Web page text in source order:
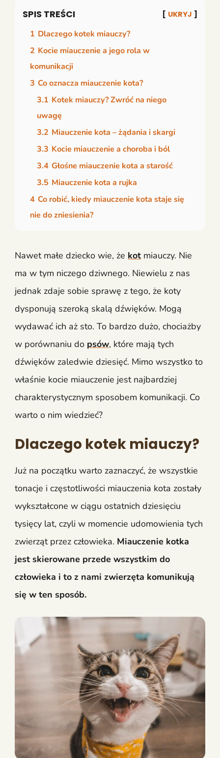
SPIS TREŚCI UKRYJ
1 Dlaczego kotek miauczy?
2 Kocie miauczenie a jego rola w
komunikacji
3 Co oznacza miauczenie kota?
3.1 Kotek miauczy? Zwróć na niego
uwagę
3.2 Miauczenie kota – żądania i skargi
3.3 Kocie miauczenie a choroba i ból
3.4 Głośne miauczenie kota a starość
3.5 Miauczenie kota a rujka
4 Co robić, kiedy miauczenie kota staje się
nie do zniesienia?
Nawet małe dziecko wie, że kot miauczy. Nie
ma w tym niczego dziwnego. Niewielu z nas
jednak zdaje sobie sprawę z tego, że koty
dysponują szeroką skalą dźwięków. Mogą
wydawać ich aż sto. To bardzo dużo, chociażby
w porównaniu do psów, które mają tych
dźwięków zaledwie dziesięć. Mimo wszystko to
właśnie kocie miauczenie jest najbardziej
charakterystycznym sposobem komunikacji. Co
warto o nim wiedzieć?
Dlaczego kotek miauczy?
Już na początku warto zaznaczyć, że wszystkie
tonacje i częstotliwości miauczenia kota zostały
wykształcone w ciągu ostatnich dziesięciu
tysięcy lat, czyli w momencie udomowienia tych
zwierząt przez człowieka. Miauczenie kotka
jest skierowane przede wszystkim do
człowieka i to z nami zwierzęta komunikują
się w ten sposób.